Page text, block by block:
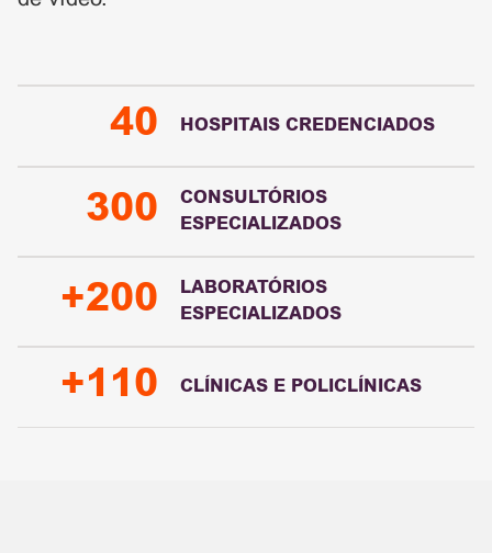
40 HOSPITAIS CREDENCIADOS
300
CONSULTÓRIOS
ESPECIALIZADOS
+200
LABORATÓRIOS
ESPECIALIZADOS
+110 CLÍNICAS E POLICLÍNICAS